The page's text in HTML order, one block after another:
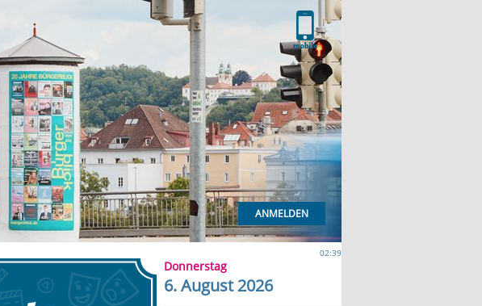
ANMELDEN
02:39
Donnerstag
6. August 2026